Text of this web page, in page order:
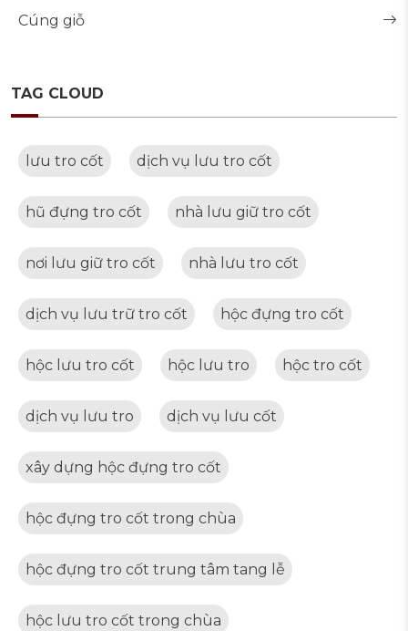
Cúng giỗ
TAG CLOUD
lưu tro cốt dịch vụ lưu tro cốt
hũ đựng tro cốt nhà lưu giữ tro cốt
nơi lưu giữ tro cốt nhà lưu tro cốt
dịch vụ lưu trữ tro cốt hộc đựng tro cốt
hộc lưu tro cốt hộc lưu tro hộc tro cốt
dịch vụ lưu tro dịch vụ lưu cốt
xây dựng hộc đựng tro cốt
hộc đựng tro cốt trong chùa
hộc đựng tro cốt trung tâm tang lễ
hộc lưu tro cốt trong chùa